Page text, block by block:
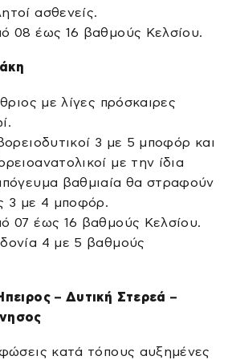
ασθενείς.
08 έως 16 βαθμούς Κελσίου.
με λίγες πρόσκαιρες
3 με 5 μποφόρ και
με την ίδια
βαθμιαία θα στραφούν
3 με 4 μποφόρ.
07 έως 16 βαθμούς Κελσίου.
4 με 5 βαθμούς
– Δυτική Στερεά –
κατά τόπους αυξημένες